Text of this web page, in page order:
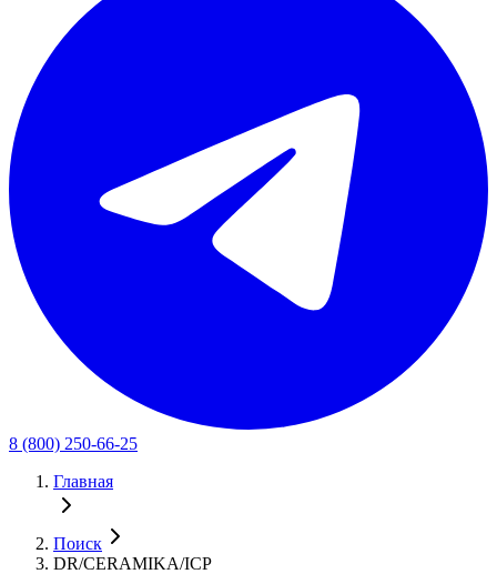
8 (800) 250-66-25
Главная
Поиск
DR/CERAMIKA/ICP